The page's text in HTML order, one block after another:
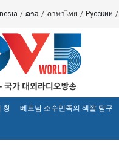
/ ລາວ / ภาษาไทย / Русский /
창 베트남 소수민족의 색깔 탐구